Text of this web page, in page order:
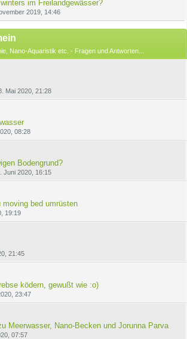
im Freilandgewässer?
2019, 14:46
Nano-Aquaristik etc. - Fragen und Antworten...
Mai 2020, 21:28
08:28
Bodengrund?
Juni 2020, 16:15
bed umrüsten
19:19
21:45
ködern, gewußt wie :o)
23:47
Meerwasser, Nano-Becken und Jorunna Parva
07:57